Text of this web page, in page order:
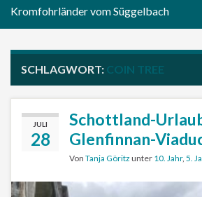
Kromfohrländer vom Süggelbach
SCHLAGWORT: COIN TREE
JULI
28
Schottland-
Glenfinnan-
Von Tanja Göritz unter 10. Jahr, 5.